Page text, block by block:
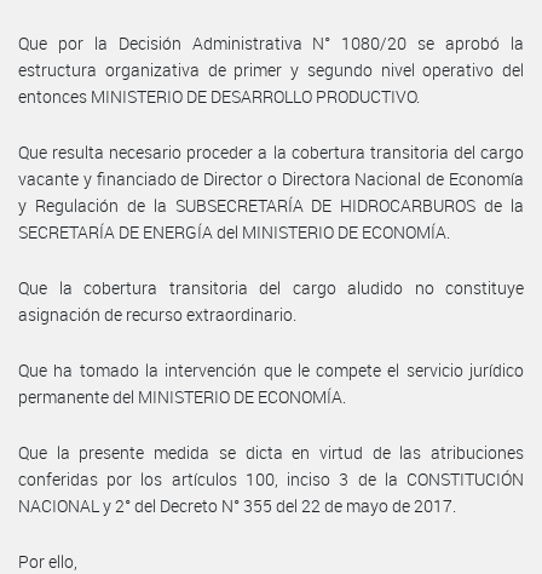
Que por la Decisión Administrativa N° 1080/20 se aprobó la
estructura organizativa de primer y segundo nivel operativo del
entonces MINISTERIO DE DESARROLLO PRODUCTIVO.
Que resulta necesario proceder a la cobertura transitoria del cargo
vacante y financiado de Director o Directora Nacional de Economía
y Regulación de la SUBSECRETARÍA DE HIDROCARBUROS de la
SECRETARÍA DE ENERGÍA del MINISTERIO DE ECONOMÍA.
Que la cobertura transitoria del cargo aludido no constituye
asignación de recurso extraordinario.
Que ha tomado la intervención que le compete el servicio jurídico
permanente del MINISTERIO DE ECONOMÍA.
Que la presente medida se dicta en virtud de las atribuciones
conferidas por los artículos 100, inciso 3 de la CONSTITUCIÓN
NACIONAL y 2° del Decreto N° 355 del 22 de mayo de 2017.
Por ello,